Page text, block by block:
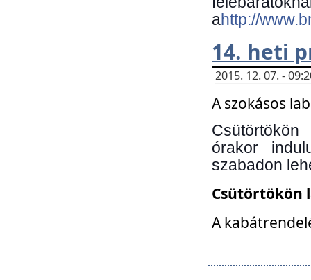
ahttp://
14. heti
2015. 12. 07. -
A szokásos
órakor
szabadon
Csütörtökön
A